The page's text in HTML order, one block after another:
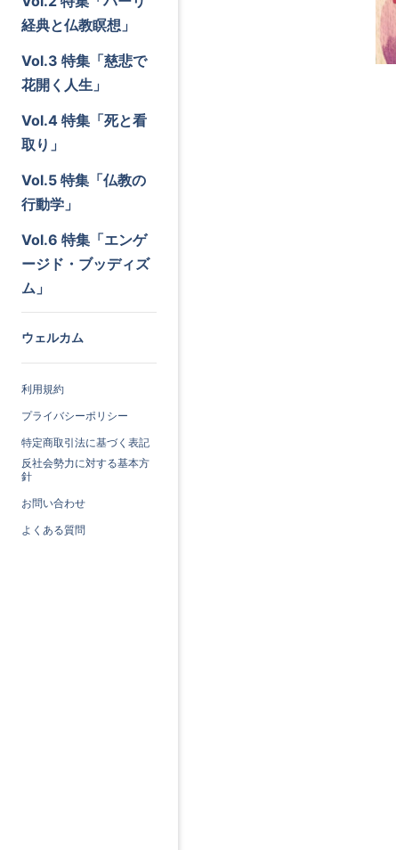
経典と仏教瞑想」
Vol.3 特集「慈悲で
花開く人生」
Vol.4 特集「死と看
取り」
Vol.5 特集「仏教の
行動学」
Vol.6 特集「エンゲ
ージド・ブッディズ
ム」
ウェルカム
利用規約
プライバシーポリシー
特定商取引法に基づく表記
反社会勢力に対する基本方
針
お問い合わせ
よくある質問